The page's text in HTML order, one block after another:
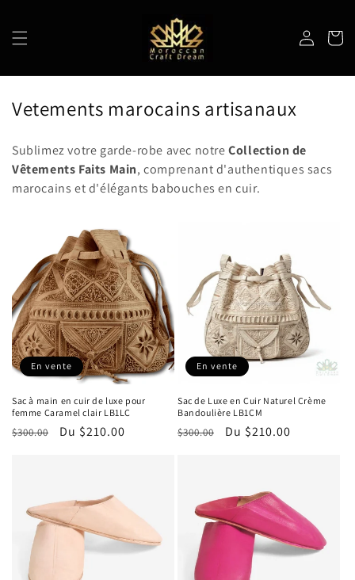
au
contenu
ConnexionPanier
C
l
l
i
o
n
:
Vetements marocains artisanaux
Sublimez votre garde-robe avec notreCollection de
Vêtements Faits Main, comprenant d'authentiques sacs
marocains et d'élégants babouches en cuir.
En vente
Sac à main en cuir de luxe pour
femme Caramel clair LB1LC
Prix
$300.00
Prix
Du $210.00
En vente
Sac de Luxe en Cuir Naturel Crème
Bandoulière LB1CM
Prix
$300.00
Prix
Du $210.00